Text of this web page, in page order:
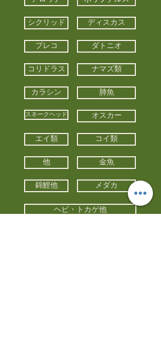
シクリッド ディスカス
プレコ ダトニオ
コリドラス ナマズ類
カラシン 肺魚
スネークヘッド オスカー
エイ類 コイ類
他 金魚
錦鯉他 メダカ
ヘビ・トカゲ他